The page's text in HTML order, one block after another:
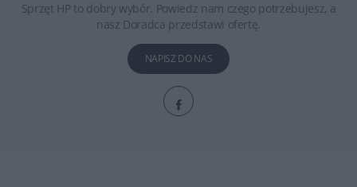
Sprzęt HP to dobry wybór. Powiedz nam czego potrzebujesz, a
nasz Doradca przedstawi ofertę.
NAPISZ DO NAS